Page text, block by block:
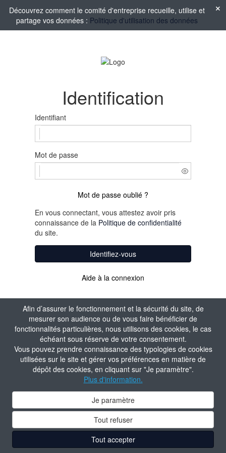
Afin d’assurer le fonctionnement et la sécurité du site, de
mesurer son audience ou de vous faire bénéficier de
fonctionnalités particulières, nous utilisons des cookies, le cas
échéant sous réserve de votre consentement.
Vous pouvez prendre connaissance des typologies de cookies
utilisées sur le site et gérer vos préférences en matière de
dépôt des cookies, en cliquant sur "Je paramètre".
Plus d'information.
Je paramètre
Tout refuser
Tout accepter
Découvrez comment le comité d'entreprise recueille, utilise et
partage vos données : Politique d'utilisation des données
Identification
Identifiant
Mot de passe
Mot de passe oublié ?
En vous connectant, vous attestez avoir pris
connaissance de la Politique de confidentialité
du site.
Identifiez-vous
Aide à la connexion